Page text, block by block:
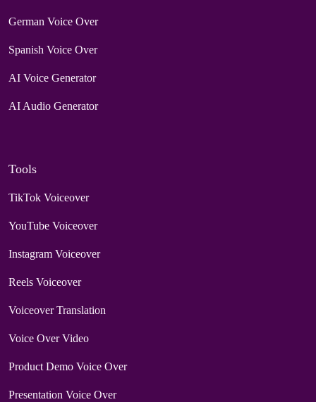
German Voice Over
Spanish Voice Over
AI Voice Generator
AI Audio Generator
Tools
TikTok Voiceover
YouTube Voiceover
Instagram Voiceover
Reels Voiceover
Voiceover Translation
Voice Over Video
Product Demo Voice Over
Presentation Voice Over